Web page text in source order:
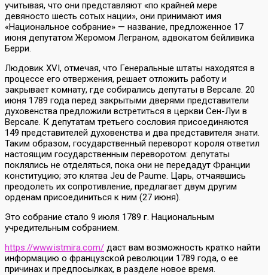
учитывая, что они представляют «по крайней мере
девяносто шесть сотых нации», они принимают имя
«Национальное собрание» — название, предложенное 17
июня депутатом Жеромом Леграном, адвокатом бейливика
Берри.
Людовик XVI, отмечая, что Генеральные штаты находятся в
процессе его отвержения, решает отложить работу и
закрывает комнату, где собирались депутаты в Версале. 20
июня 1789 года перед закрытыми дверями представители
духовенства предложили встретиться в церкви Сен-Луи в
Версале. К депутатам третьего сословия присоединяются
149 представителей духовенства и два представителя знати.
Таким образом, государственный переворот короля ответил
настоящим государственным переворотом: депутаты
поклялись не отделяться, пока они не передадут Франции
конституцию; это клятва Jeu de Paume. Царь, отчаявшись
преодолеть их сопротивление, предлагает двум другим
орденам присоединиться к ним (27 июня).
Это собрание стало 9 июля 1789 г. Национальным
учредительным собранием.
https://www.istmira.com/ даст вам возможность кратко найти
информацию о французской революции 1789 года, о ее
причинах и предпосылках, в разделе новое время.